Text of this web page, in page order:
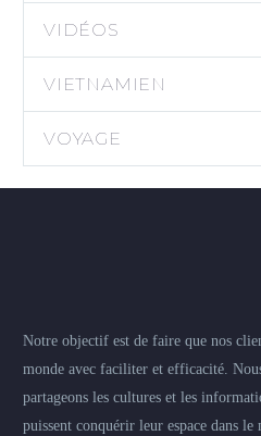
VIDÉOS
VIETNAMIEN
VOYAGE
Notre objectif est de faire que nos
monde avec faciliter et efficacité.
partageons les cultures et les
puissent conquérir leur espace dans